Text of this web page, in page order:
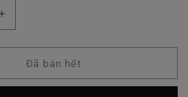
Tăng
số
lượng
Gucci
Đã bán hết